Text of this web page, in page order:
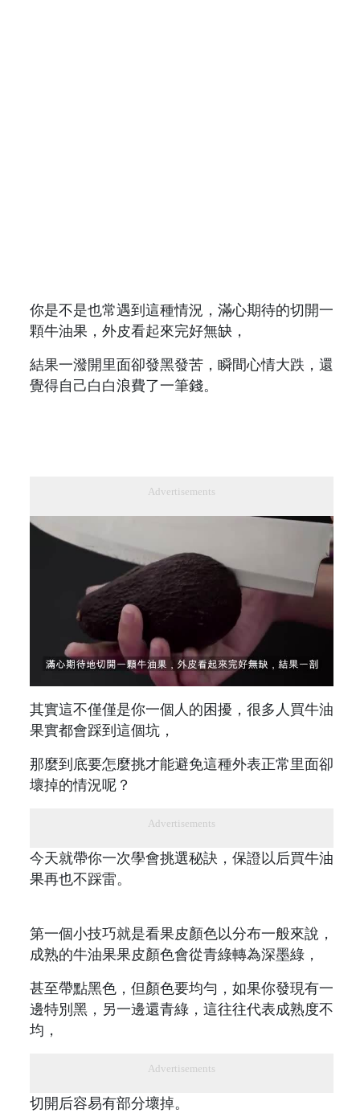
你是不是也常遇到這種情況，滿心期待的切開一
顆牛油果，外皮看起來完好無缺，
結果一潑開里面卻發黑發苦，瞬間心情大跌，還
覺得自己白白浪費了一筆錢。
Advertisements
其實這不僅僅是你一個人的困擾，很多人買牛油
果實都會踩到這個坑，
那麼到底要怎麼挑才能避免這種外表正常里面卻
壞掉的情況呢？
Advertisements
今天就帶你一次學會挑選秘訣，保證以后買牛油
果再也不踩雷。
第一個小技巧就是看果皮顏色以分布一般來說，
成熟的牛油果果皮顏色會從青綠轉為深墨綠，
甚至帶點黑色，但顏色要均勻，如果你發現有一
邊特別黑，另一邊還青綠，這往往代表成熟度不
均，
Advertisements
切開后容易有部分壞掉。